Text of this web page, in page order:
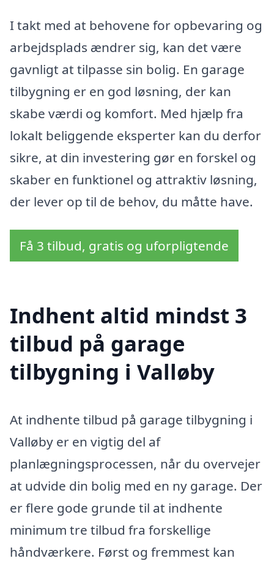
I takt med at behovene for opbevaring og
arbejdsplads ændrer sig, kan det være
gavnligt at tilpasse sin bolig. En garage
tilbygning er en god løsning, der kan
skabe værdi og komfort. Med hjælp fra
lokalt beliggende eksperter kan du derfor
sikre, at din investering gør en forskel og
skaber en funktionel og attraktiv løsning,
der lever op til de behov, du måtte have.
Få 3 tilbud, gratis og uforpligtende
Indhent altid mindst 3
tilbud på garage
tilbygning i Valløby
At indhente tilbud på garage tilbygning i
Valløby er en vigtig del af
planlægningsprocessen, når du overvejer
at udvide din bolig med en ny garage. Der
er flere gode grunde til at indhente
minimum tre tilbud fra forskellige
håndværkere. Først og fremmest kan